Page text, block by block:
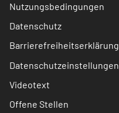
Nutzungsbedingungen
Datenschutz
Barrierefreiheitserklärung
Datenschutzeinstellungen
Videotext
Offene Stellen